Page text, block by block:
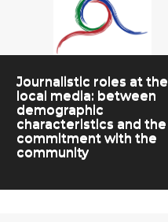
Journalistic roles at the
local media: between
demographic
characteristics and the
commitment with the
community